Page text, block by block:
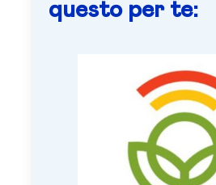
questo per te: